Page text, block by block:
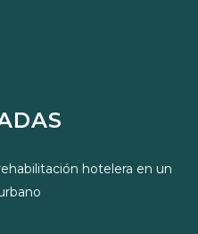
hotelera en un